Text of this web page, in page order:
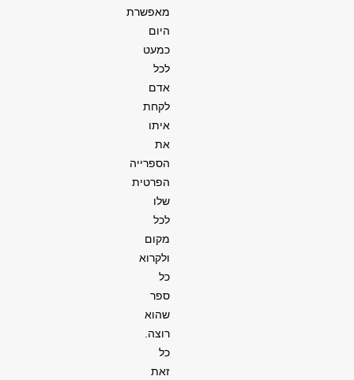
מאפשרת
היום
כמעט
לכל
אדם
לקחת
איתו
את
הספרייה
הפרטית
שלו
לכל
מקום
ולקרוא
כל
ספר
שהוא
רוצה.
כל
זאת